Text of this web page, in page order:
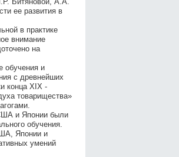
ее развития в
в практике
внимание
на
обучения и
с древнейших
конца XIX -
товарищества»
и Японии были
обучения.
Японии и
умений